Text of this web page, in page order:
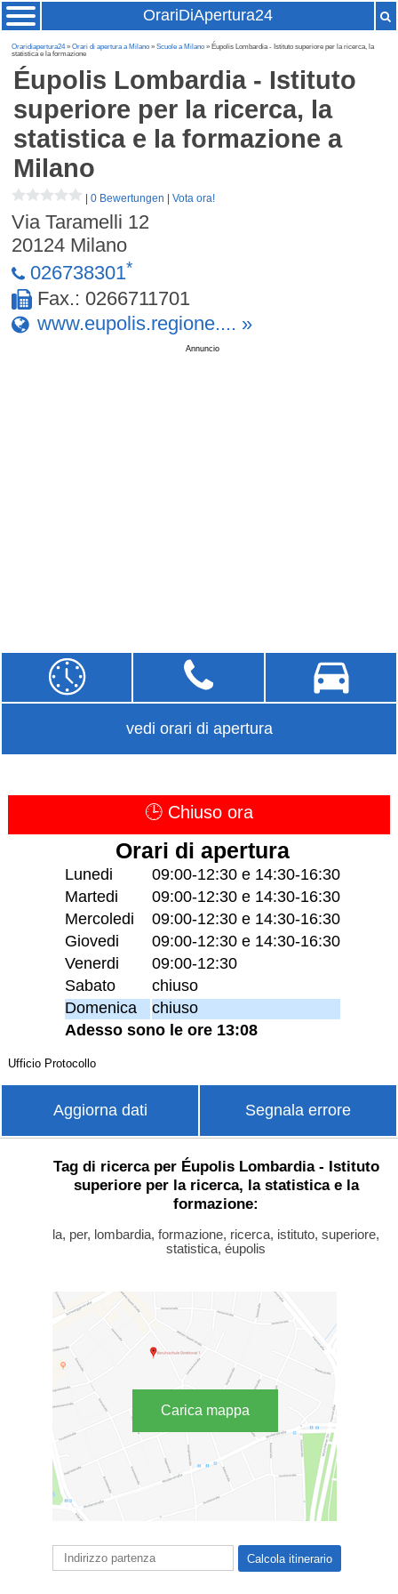
OrariDiApertura24
Oraridiapertura24»Orari di apertura a Milano »Scuole a Milano » Éupolis Lombardia - Istituto superiore per la ricerca, la
statistica e la formazione
Éupolis Lombardia - Istituto
superiore per la ricerca, la
statistica e la formazione a
Milano
|0 Bewertungen |Vota ora!
Via Taramelli 12
20124 Milano
026738301*
Fax.: 0266711701
www.eupolis.regione.... »
Annuncio
vedi orari di apertura
🕒 Chiuso ora
Orari di apertura
Lunedi
09:00-12:30 e 14:30-16:30
Martedi
09:00-12:30 e 14:30-16:30
Mercoledi
09:00-12:30 e 14:30-16:30
Giovedi
09:00-12:30 e 14:30-16:30
Venerdi
09:00-12:30
Sabato
chiuso
Domenica
chiuso
Adesso sono le ore 13:08
Ufficio Protocollo
Aggiorna dati Segnala errore
Tag di ricerca per Éupolis Lombardia - Istituto
superiore per la ricerca, la statistica e la
formazione:
la, per, lombardia, formazione, ricerca, istituto, superiore,
statistica, éupolis
Carica mappa